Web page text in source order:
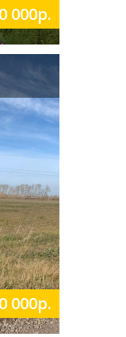
000р.
000р.